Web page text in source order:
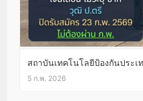
สถาบันเทคโนโลยีป้องกันประเ
5 ก.พ. 2026